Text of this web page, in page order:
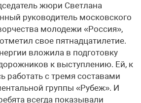
жюри Светлана
руководитель московского
молодежи «Россия»,
свое пятнадцатилетие.
вложила в подготовку
к выступлению. Ей, к
работать с тремя составами
группы «Рубеж». И
всегда показывали